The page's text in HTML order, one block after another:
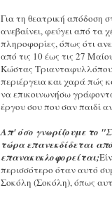
Για τη θεατρική απόδοση
ανεβαίνει, φεύγει από τα
πληροφορίες, όπως ότι
από τις 10 έως τις 27
Κώστας
περιέργεια και χαρά πώς
να επικοινωνήσω
έργου σου που σαν παιδί
Απ' όσο γνωρίζουμε το
τώρα επανεκδίδεται
επανακυκλοφορείται;
περισσότερο όταν αυτό
Σοκόλη (Σοκόλη), όπως